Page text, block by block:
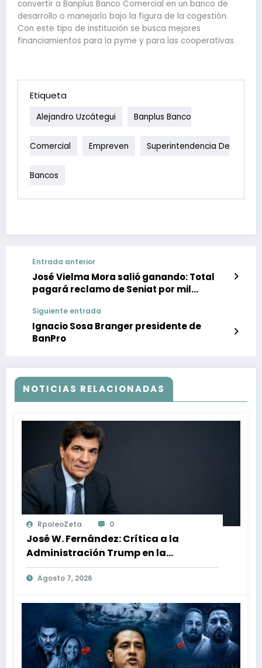
convertir a Banplus Banco Comercial en un banco de
desarrollo o manejarlo bajo la figura de la cogestión.
Con este tipo de institución se busca mejores
financiamientos para la pyme y para las cooperativas.
Etiqueta
Alejandro Uzcátegui Banplus Banco
Comercial Empreven Superintendencia De
Bancos
Entrada anterior
José Vielma Mora salió ganando: Total
pagará reclamo de Seniat por mil
Siguiente entrada
Ignacio Sosa Branger presidente de
BanPro
NOTICIAS RELACIONADAS
RpoleoZeta 0
José W. Fernández: Crítica a la
Administración Trump en la
Búsqueda de Libertad y Estabilidad
en Venezuela
Agosto 7, 2026